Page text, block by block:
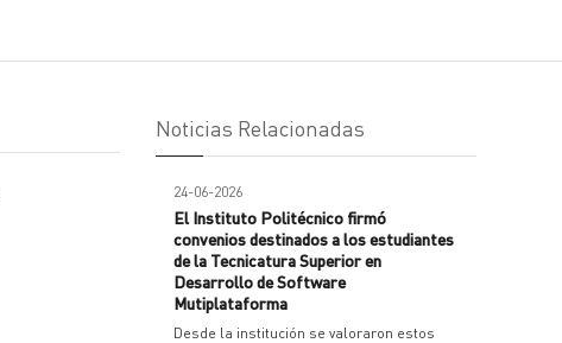
Noticias Relacionadas
24-06-2026
El Instituto Politécnico firmó
convenios destinados a los estudiantes
de la Tecnicatura Superior en
Desarrollo de Software
Mutiplataforma
Desde la institución se valoraron estos